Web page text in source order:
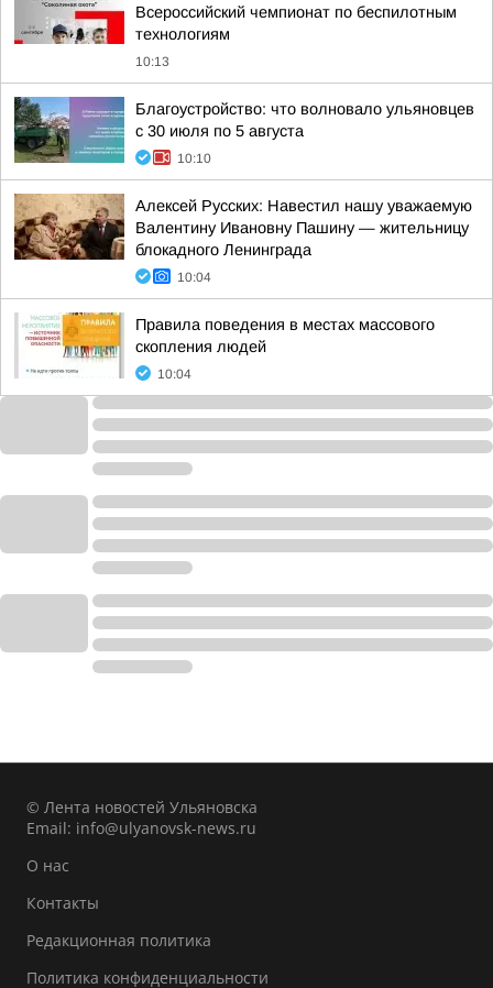
Всероссийский чемпионат по беспилотным
технологиям
10:13
Благоустройство: что волновало ульяновцев
с 30 июля по 5 августа
10:10
Алексей Русских: Навестил нашу уважаемую
Валентину Ивановну Пашину — жительницу
блокадного Ленинграда
10:04
Правила поведения в местах массового
скопления людей
10:04
© Лента новостей Ульяновска
Email: info@ulyanovsk-news.ru
О нас
Контакты
Редакционная политика
Политика конфиденциальности